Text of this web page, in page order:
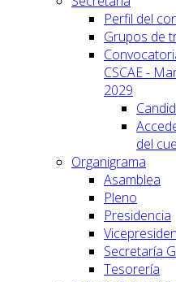
Perfil del
Grupos de
CSCAE -
2029
del
Organigrama
Asamblea
Pleno
Presidencia
Secretaría
Tesorería